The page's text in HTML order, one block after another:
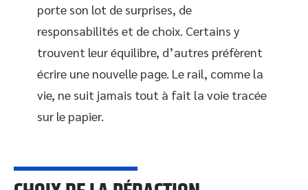
porte son lot de surprises, de
responsabilités et de choix. Certains y
trouvent leur équilibre, d’autres préfèrent
écrire une nouvelle page. Le rail, comme la
vie, ne suit jamais tout à fait la voie tracée
sur le papier.